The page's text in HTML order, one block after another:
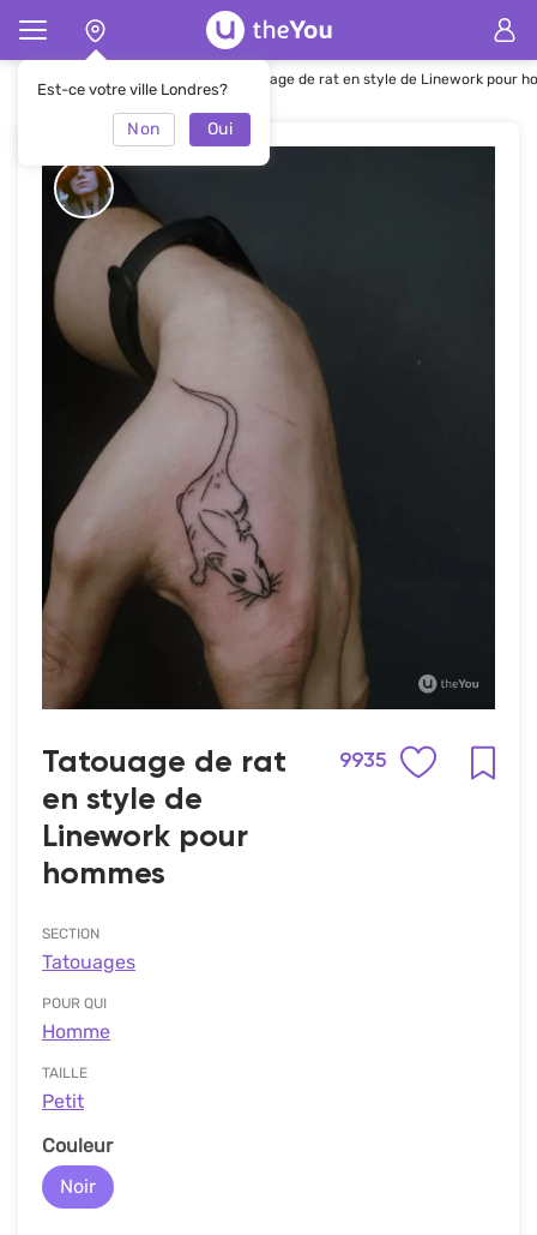
Est-ce votre ville Londres?
Non Oui
Page d'accueil Tatouages Tatouage de rat en style de Linework pour
Tatouage de rat
en style de
Linework pour
hommes
9935
SECTION
Tatouages
POUR QUI
Homme
TAILLE
Petit
Couleur
Noir